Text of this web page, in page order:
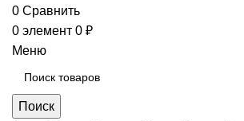
0 Сравнить
0 элемент 0 ₽
Меню
Поиск